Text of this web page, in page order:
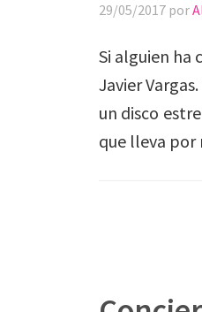
29/05/2017 por
Si alguien ha
Javier
un disco
que lleva por